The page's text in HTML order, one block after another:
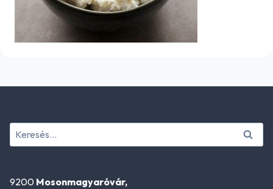
Keresés:
9200 Mosonmagyaróvár,